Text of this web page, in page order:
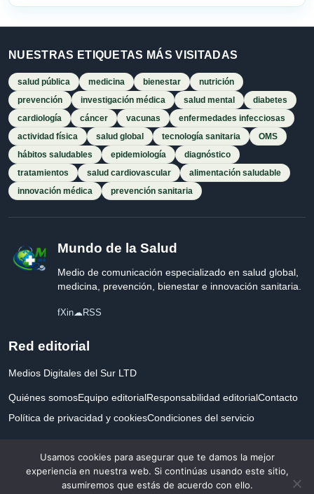
NUESTRAS ETIQUETAS MÁS VISITADAS
salud pública medicina bienestar
nutrición
prevención
investigación médica salud mental
diabetes
cardiología
cáncer vacunas
enfermedades infecciosas
actividad física
salud global tecnología sanitaria
OMS
hábitos saludables
epidemiología
diagnóstico
tratamientos
salud cardiovascular
alimentación saludable
innovación médica
prevención sanitaria
Mundo de la Salud
Medio de comunicación especializado en salud global,
medicina, prevención, bienestar e innovación sanitaria.
fXin☁RSS
Red editorial
Medios Digitales del Sur LTD
Quiénes somosEquipo editorialResponsabilidad editorialContacto
Política de privacidad y cookiesCondiciones del servicio
Usamos cookies para asegurar que te damos la mejor
experiencia en nuestra web. Si continúas usando este sitio,
asumiremos que estás de acuerdo con ello.